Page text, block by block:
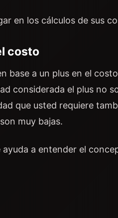
en los cálculos de sus
costo
base a un plus en el
considerada el plus no
que usted requiere
muy bajas.
a entender el